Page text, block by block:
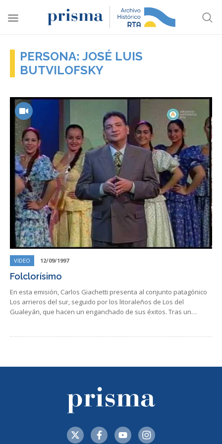
PERSONA: JOSÉ LUIS
BUTVILOFSKY
VIDEO 12/09/1997
Folclorísimo
En esta emisión, Carlos Giachetti presenta al conjunto patagónico
Los arrieros del sur, seguido por los litoraleños de Los del
Gualeyán, que hacen un enganchado de sus éxitos. Tras un…